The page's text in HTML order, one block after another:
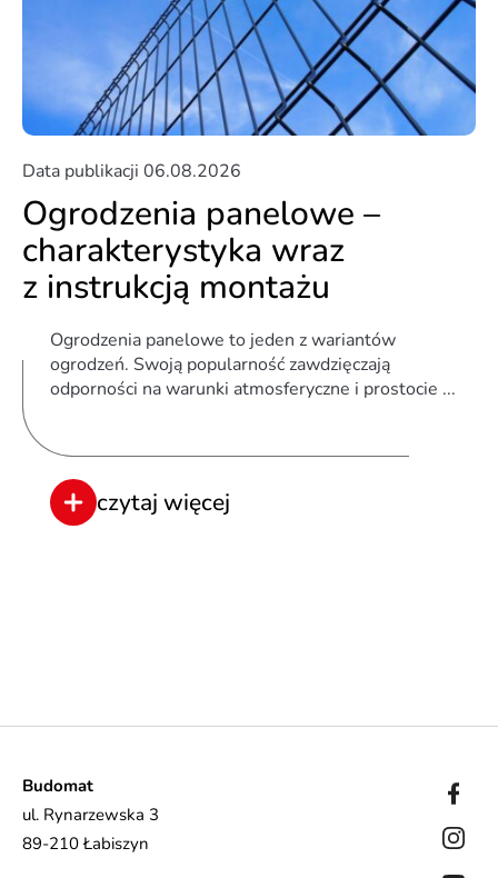
Data publikacji 06.08.2026
Ogrodzenia panelowe –
charakterystyka wraz
z instrukcją montażu
Ogrodzenia panelowe to jeden z wariantów
ogrodzeń. Swoją popularność zawdzięczają
odporności na warunki atmosferyczne i prostocie ...
czytaj więcej
Budomat
ul. Rynarzewska 3
89-210 Łabiszyn